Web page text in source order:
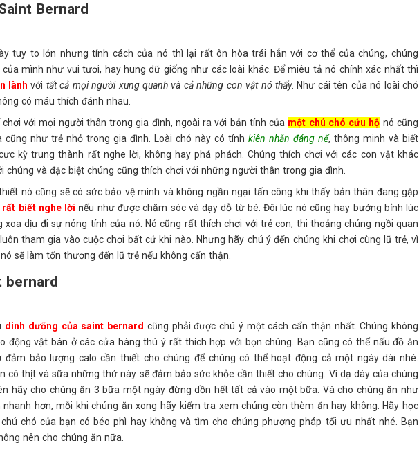
Bernard
tuy to lớn nhưng tính cách của nó thì lại rất ôn hòa trái hẳn với cơ thể của chúng, chúng
mình như vui tươi, hay hung dữ giống như các loài khác. Để miêu tả nó chính xác nhất thì
lành với tất cả mọi người xung quanh và cả những con vật nó thấy. Như cái tên của nó loài chó
có máu thích đánh nhau.
với mọi người thân trong gia đình, ngoài ra với bản tính của một chú chó cứu hộ nó cũng
cũng như trẻ nhỏ trong gia đình. Loài chó này có tính kiên nhẫn đáng nể, thông minh và biết
kỳ trung thành rất nghe lời, không hay phá phách. Chúng thích chơi với các con vật khác
chúng và đặc biệt chúng cũng thích chơi với những người thân trong gia đình.
nó cũng sẽ có sức bảo vệ mình và không ngần ngại tấn công khi thấy bản thân đang gặp
rất biết nghe lời nếu như được chăm sóc và dạy dỗ từ bé. Đôi lúc nó cũng hay bướng bỉnh lúc
xoa dịu đi sự nóng tính của nó. Nó cũng rất thích chơi với trẻ con, thi thoảng chúng ngồi quan
tham gia vào cuộc chơi bất cứ khi nào. Nhưng hãy chú ý đến chúng khi chơi cùng lũ trẻ, vì
sẽ làm tổn thương đến lũ trẻ nếu không cẩn thận.
bernard
dinh dưỡng của saint bernard cũng phải được chú ý một cách cẩn thận nhất. Chúng không
động vật bán ở các cửa hàng thú ý rất thích hợp với bọn chúng. Bạn cũng có thể nấu đồ ăn
đảm bảo lượng calo cần thiết cho chúng để chúng có thể hoạt động cả một ngày dài nhé.
có thịt và sữa những thứ này sẽ đảm bảo sức khỏe cần thiết cho chúng. Vì dạ dày của chúng
hãy cho chúng ăn 3 bữa một ngày đừng dồn hết tất cả vào một bữa. Và cho chúng ăn như
nhanh hơn, mỗi khi chúng ăn xong hãy kiểm tra xem chúng còn thèm ăn hay không. Hãy học
chó của bạn có béo phì hay không và tìm cho chúng phương pháp tối ưu nhất nhé. Bạn
nên cho chúng ăn nữa.